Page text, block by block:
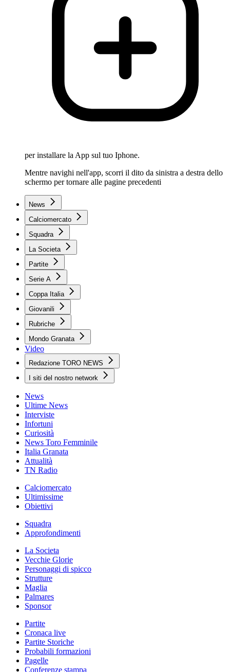
per installare la App sul tuo Iphone.
Mentre navighi nell'app, scorri il dito da sinistra a destra dello
schermo per tornare alle pagine precedenti
News
Calciomercato
Squadra
La Societa
Partite
Serie A
Coppa Italia
Giovanili
Rubriche
Mondo Granata
Video
Redazione TORO NEWS
I siti del nostro network
News
Ultime News
Interviste
Infortuni
Curiosità
News Toro Femminile
Italia Granata
Attualità
TN Radio
Calciomercato
Ultimissime
Obiettivi
Squadra
Approfondimenti
La Societa
Vecchie Glorie
Personaggi di spicco
Strutture
Maglia
Palmares
Sponsor
Partite
Cronaca live
Partite Storiche
Probabili formazioni
Pagelle
Conferenze stampa